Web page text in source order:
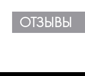
ОТЗЫВЫ